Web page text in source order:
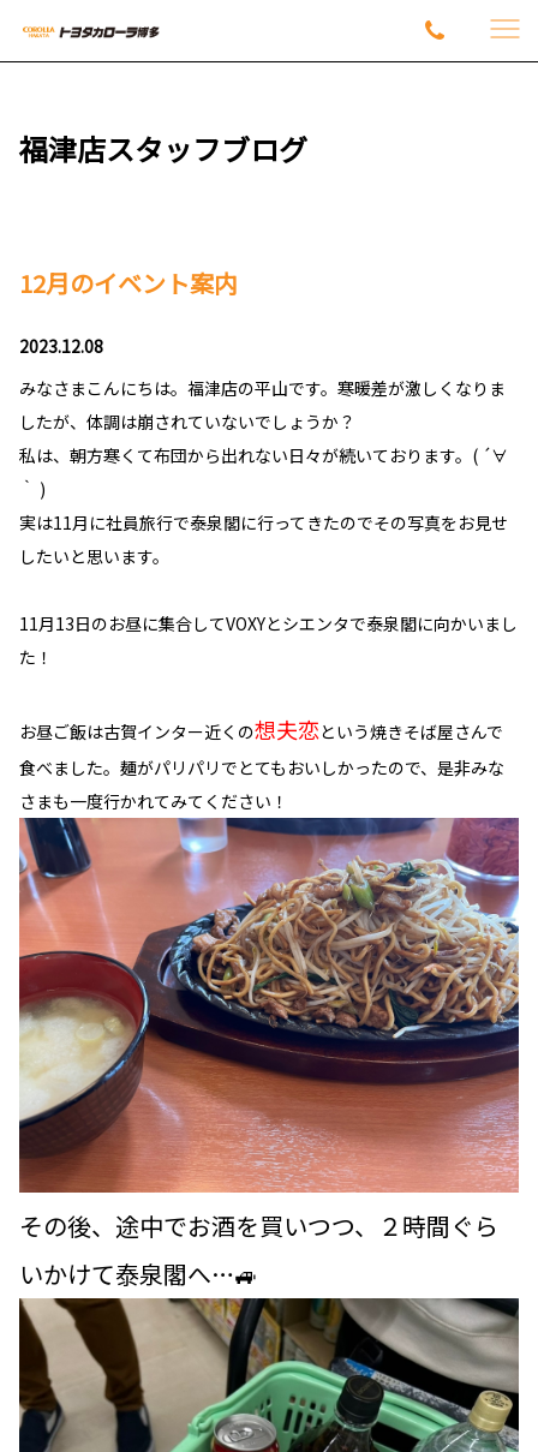
福津店スタッフブログ
12月のイベント案内
2023.12.08
みなさまこんにちは。福津店の平山です。寒暖差が激しくなりま
したが、体調は崩されていないでしょうか？
私は、朝方寒くて布団から出れない日々が続いております。( ´∀
｀ )
実は11月に社員旅行で泰泉閣に行ってきたのでその写真をお見せ
したいと思います。
11月13日のお昼に集合してVOXYとシエンタで泰泉閣に向かいまし
た！
お昼ご飯は古賀インター近くの想夫恋という焼きそば屋さんで
食べました。麺がパリパリでとてもおいしかったので、是非みな
さまも一度行かれてみてください！
その後、途中でお酒を買いつつ、２時間ぐら
いかけて泰泉閣へ…🚙